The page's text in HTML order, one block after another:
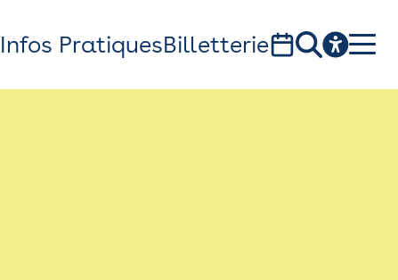
Infos PratiquesBilletterie